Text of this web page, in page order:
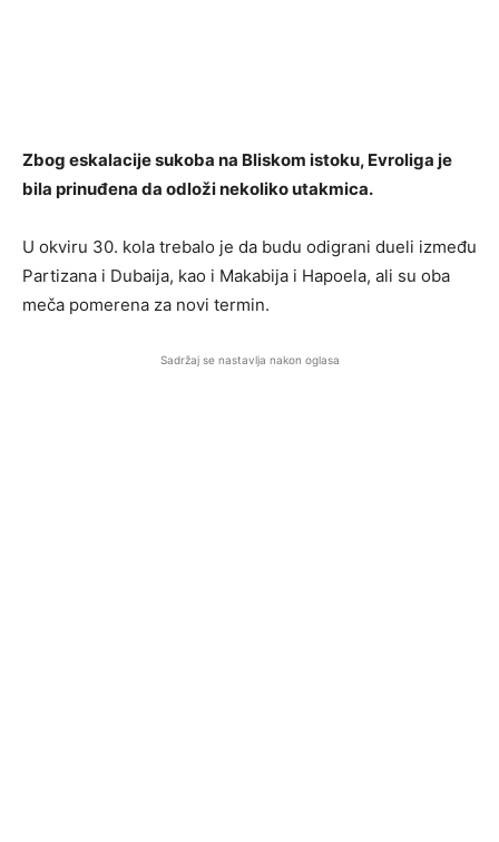
Zbog eskalacije sukoba na Bliskom istoku, Evroliga je
bila prinuđena da odloži nekoliko utakmica.
U okviru 30. kola trebalo je da budu odigrani dueli između
Partizana i Dubaija, kao i Makabija i Hapoela, ali su oba
meča pomerena za novi termin.
Sadržaj se nastavlja nakon oglasa